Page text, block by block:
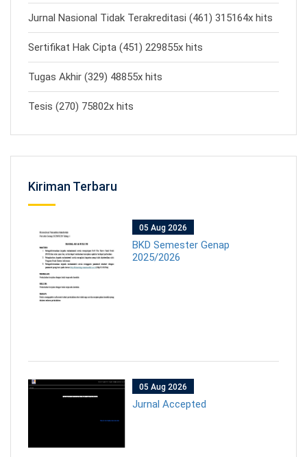
Jurnal Nasional Tidak Terakreditasi (461) 315164x hits
Sertifikat Hak Cipta (451) 229855x hits
Tugas Akhir (329) 48855x hits
Tesis (270) 75802x hits
Kiriman Terbaru
05 Aug 2026
BKD Semester Genap
2025/2026
05 Aug 2026
Jurnal Accepted